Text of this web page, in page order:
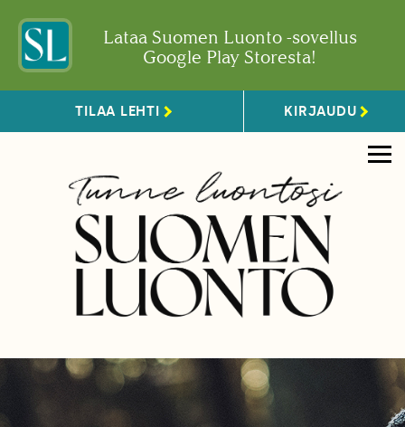
Lataa Suomen Luonto -sovellus
Google Play Storesta!
TILAA LEHTI KIRJAUDU